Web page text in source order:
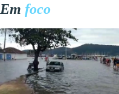
Em foco